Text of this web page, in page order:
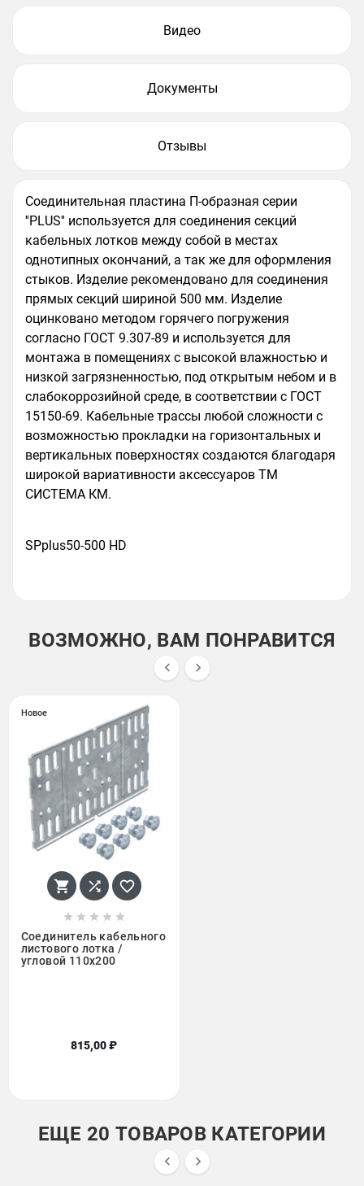
Видео
Документы
Отзывы
Соединительная пластина П-образная серии
''PLUS'' используется для соединения секций
кабельных лотков между собой в местах
однотипных окончаний, а так же для оформления
стыков. Изделие рекомендовано для соединения
прямых секций шириной 500 мм. Изделие
оцинковано методом горячего погружения
согласно ГОСТ 9.307-89 и используется для
монтажа в помещениях с высокой влажностью и
низкой загрязненностью, под открытым небом и в
слабокоррозийной среде, в соответствии с ГОСТ
15150-69. Кабельные трассы любой сложности с
возможностью прокладки на горизонтальных и
вертикальных поверхностях создаются благодаря
широкой вариативности аксессуаров ТМ
СИСТЕМА КМ.
SPplus50-500 HD
ВОЗМОЖНО, ВАМ ПОНРАВИТСЯ
 
Новое
  
    
Соединитель кабельного
листового лотка /
угловой 110x200
815,00 ₽
ЕЩЕ 20 ТОВАРОВ КАТЕГОРИИ
 